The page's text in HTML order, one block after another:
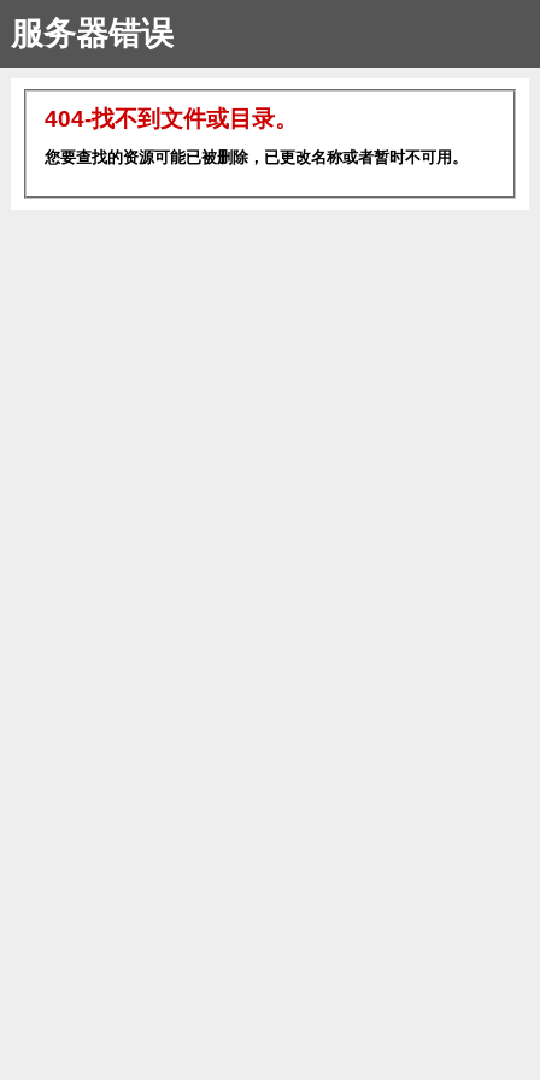
服务器错误
404-找不到文件或目录。
您要查找的资源可能已被删除，已更改名称或者暂时不可用。